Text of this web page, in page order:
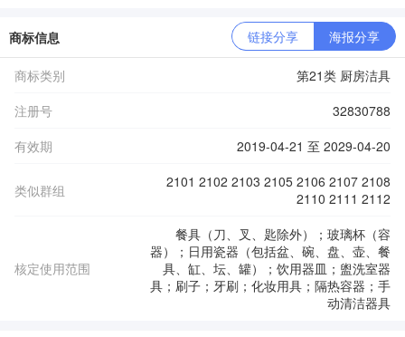
商标信息 链接分享 海报分享
商标类别
第21类 厨房洁具
注册号
32830788
有效期
2019-04-21 至 2029-04-20
类似群组
2101 2102 2103 2105 2106 2107 2108
2110 2111 2112
核定使用范围
餐具（刀、叉、匙除外）；玻璃杯（容
器）；日用瓷器（包括盆、碗、盘、壶、餐
具、缸、坛、罐）；饮用器皿；盥洗室器
具；刷子；牙刷；化妆用具；隔热容器；手
动清洁器具